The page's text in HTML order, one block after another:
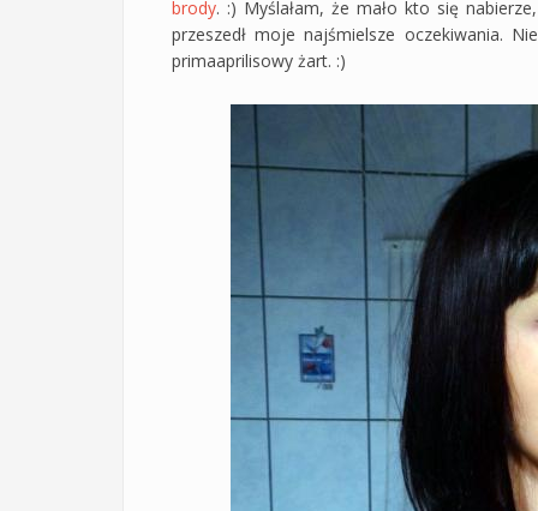
brody. :) Myślałam, że mało kto się
przeszedł moje najśmielsze oczekiwania.
primaaprilisowy żart. :)